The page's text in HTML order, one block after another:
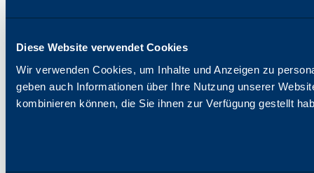
Diese Website verwendet Cookies
Wir verwenden Cookies, um Inhalte und Anzeigen zu
geben auch Informationen über Ihre Nutzung unserer
kombinieren können, die Sie ihnen zur Verfügung gestellt